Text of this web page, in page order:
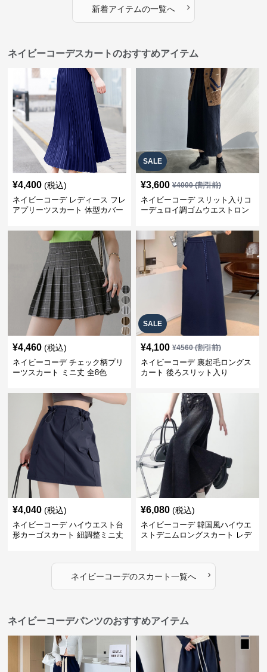
新着アイテムの一覧へ ›
ネイビーコーデスカートのおすすめアイテム
¥4,400 (税込)
ネイビーコーデ レディース フレ
アプリーツスカート 体型カバー
ト
SALE
¥3,600 ¥4000(割引前)
ネイビーコーデ スリット入りコ
ーデュロイ調ゴムウエストロン
¥4,460 (税込)
ネイビーコーデ チェック柄プリ
ーツスカート ミニ丈 全8色
SALE
¥4,100 ¥4560(割引前)
ネイビーコーデ 裏起毛ロングス
カート 後ろスリット入り
¥4,040 (税込)
ネイビーコーデ ハイウエスト台
形カーゴスカート 紐調整ミニ丈
¥6,080 (税込)
ネイビーコーデ 韓国風ハイウエ
ストデニムロングスカート レデ
ネイビーコーデのスカート一覧へ ›
ネイビーコーデパンツのおすすめアイテム